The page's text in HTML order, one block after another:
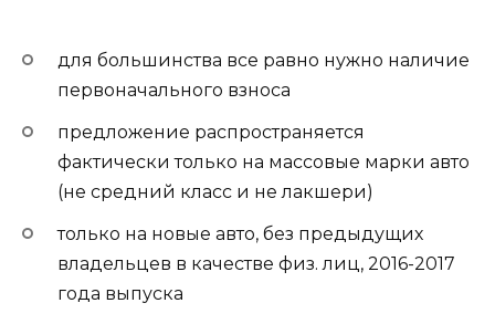
для большинства все равно нужно наличие
первоначального взноса
предложение распространяется
фактически только на массовые марки авто
(не средний класс и не лакшери)
только на новые авто, без предыдущих
владельцев в качестве физ. лиц, 2016-2017
года выпуска